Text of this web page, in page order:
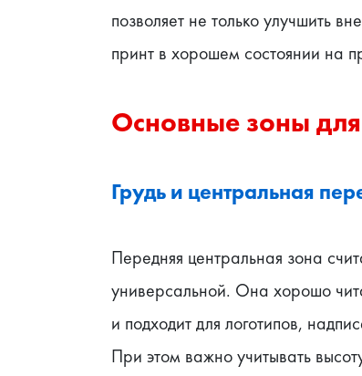
позволяет не только улучшить
принт в хорошем состоянии на
Основные зоны
Грудь и центральная
Передняя центральная зона
универсальной. Она хорошо
и подходит для логотипов,
При этом важно учитывать